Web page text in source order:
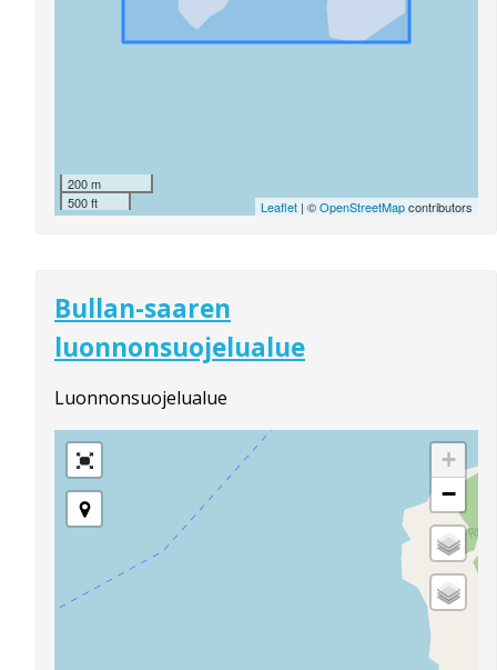
200 m
500 ft
Leaflet | ©OpenStreetMapcontributors
Bullan-saaren
luonnonsuojelualue
Luonnonsuojelualue
+
−